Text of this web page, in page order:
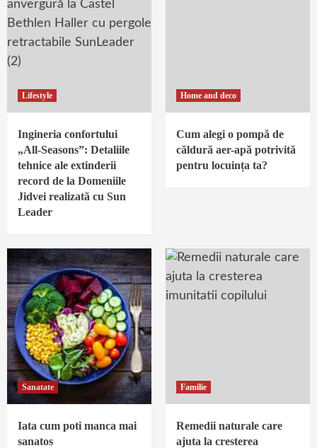
Lifestyle
Ingineria confortului
„All-Seasons”: Detaliile
tehnice ale extinderii
record de la Domeniile
Jidvei realizată cu Sun
Leader
Home and deco
Cum alegi o pompă de
căldură aer-apă potrivită
pentru locuința ta?
Sanatate
Iata cum poti manca mai
sanatos
Familie
Remedii naturale care
ajuta la cresterea